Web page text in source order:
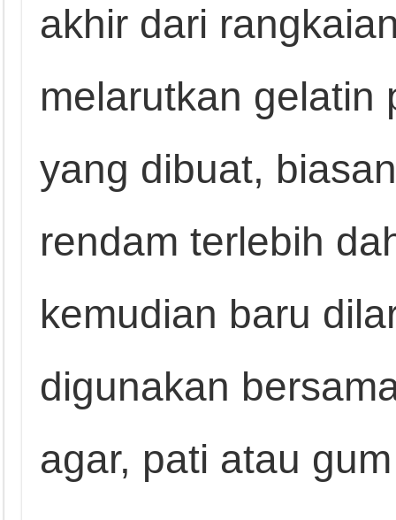
akhir dari
melarutkan gelatin
yang dibuat,
rendam terlebih
kemudian baru
digunakan
agar, pati atau